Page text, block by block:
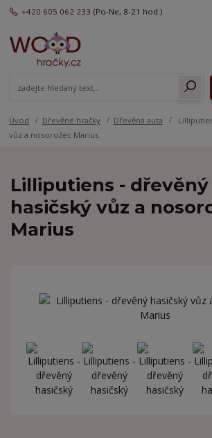
+420 605 062 233 (Po-Ne, 8-21 hod.)
Úvod Dřevěné hračky Dřevěná auta
vůz a nosorožec Marius
Lilliputiens - dřevěný
hasičský vůz a
Marius